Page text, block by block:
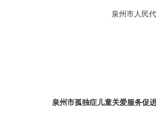
泉州市人民
泉州市孤独症儿童关爱服务促